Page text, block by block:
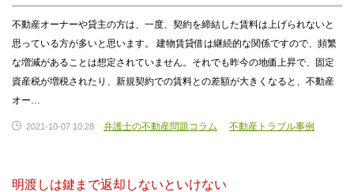
不動産オーナーや貸主の方は、一度、契約を締結した賃料は上げられないと
思っている方が多いと思います。 建物賃貸借は継続的な関係ですので、頻繁
な増減があることは想定されていません。それでも昨今の地価上昇で、固定
資産税が増税されたり、新規契約での賃料との差額が大きくなると、不動産
オー…
2021-10-07 10:28 弁護士の不動産問題コラム 不動産トラブル事例
明渡しは鍵まで返却しないといけない